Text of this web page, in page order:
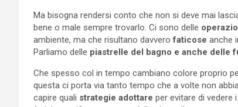
Ma bisogna rendersi conto che non si deve mai
bene o male sempre trovarlo. Ci sono delle
ambiente, ma che risultano davverofaticose anche
Parliamo delle piastrelle del bagno e anche delle
Che spesso col in tempo cambiano colore proprio
questa ci porta via tanto tempo che a volte non
capire quali strategie adottare per evitare di vedere